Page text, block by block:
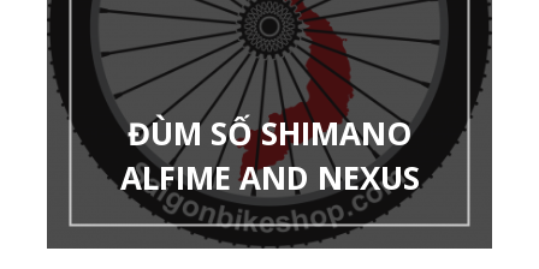
ĐÙM SỐ SHIMANO
ALFIME AND NEXUS